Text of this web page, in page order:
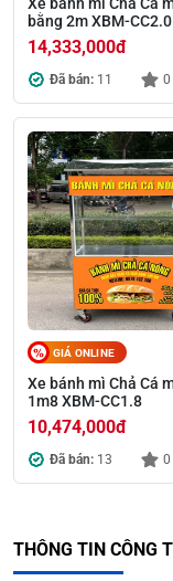
bằng 2m XBM-CC2.0
14,333,000đ
Đã bán: 11 0
GIÁ ONLINE
Xe bánh mì Chả Cá
1m8 XBM-CC1.8
10,474,000đ
Đã bán: 13 0
THÔNG TIN CÔNG